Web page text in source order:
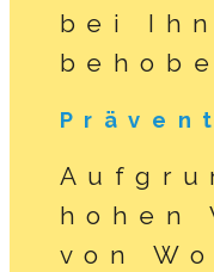
bei
hohen
von